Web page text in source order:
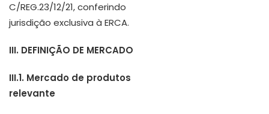
C/REG.23/12/21, conferindo
jurisdição exclusiva à ERCA.
III. DEFINIÇÃO DE MERCADO
III.1. Mercado de produtos
relevante